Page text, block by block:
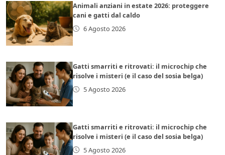
Animali anziani in estate 2026: proteggere
cani e gatti dal caldo
6 Agosto 2026
Gatti smarriti e ritrovati: il microchip che
risolve i misteri (e il caso del sosia belga)
5 Agosto 2026
Gatti smarriti e ritrovati: il microchip che
risolve i misteri (e il caso del sosia belga)
5 Agosto 2026